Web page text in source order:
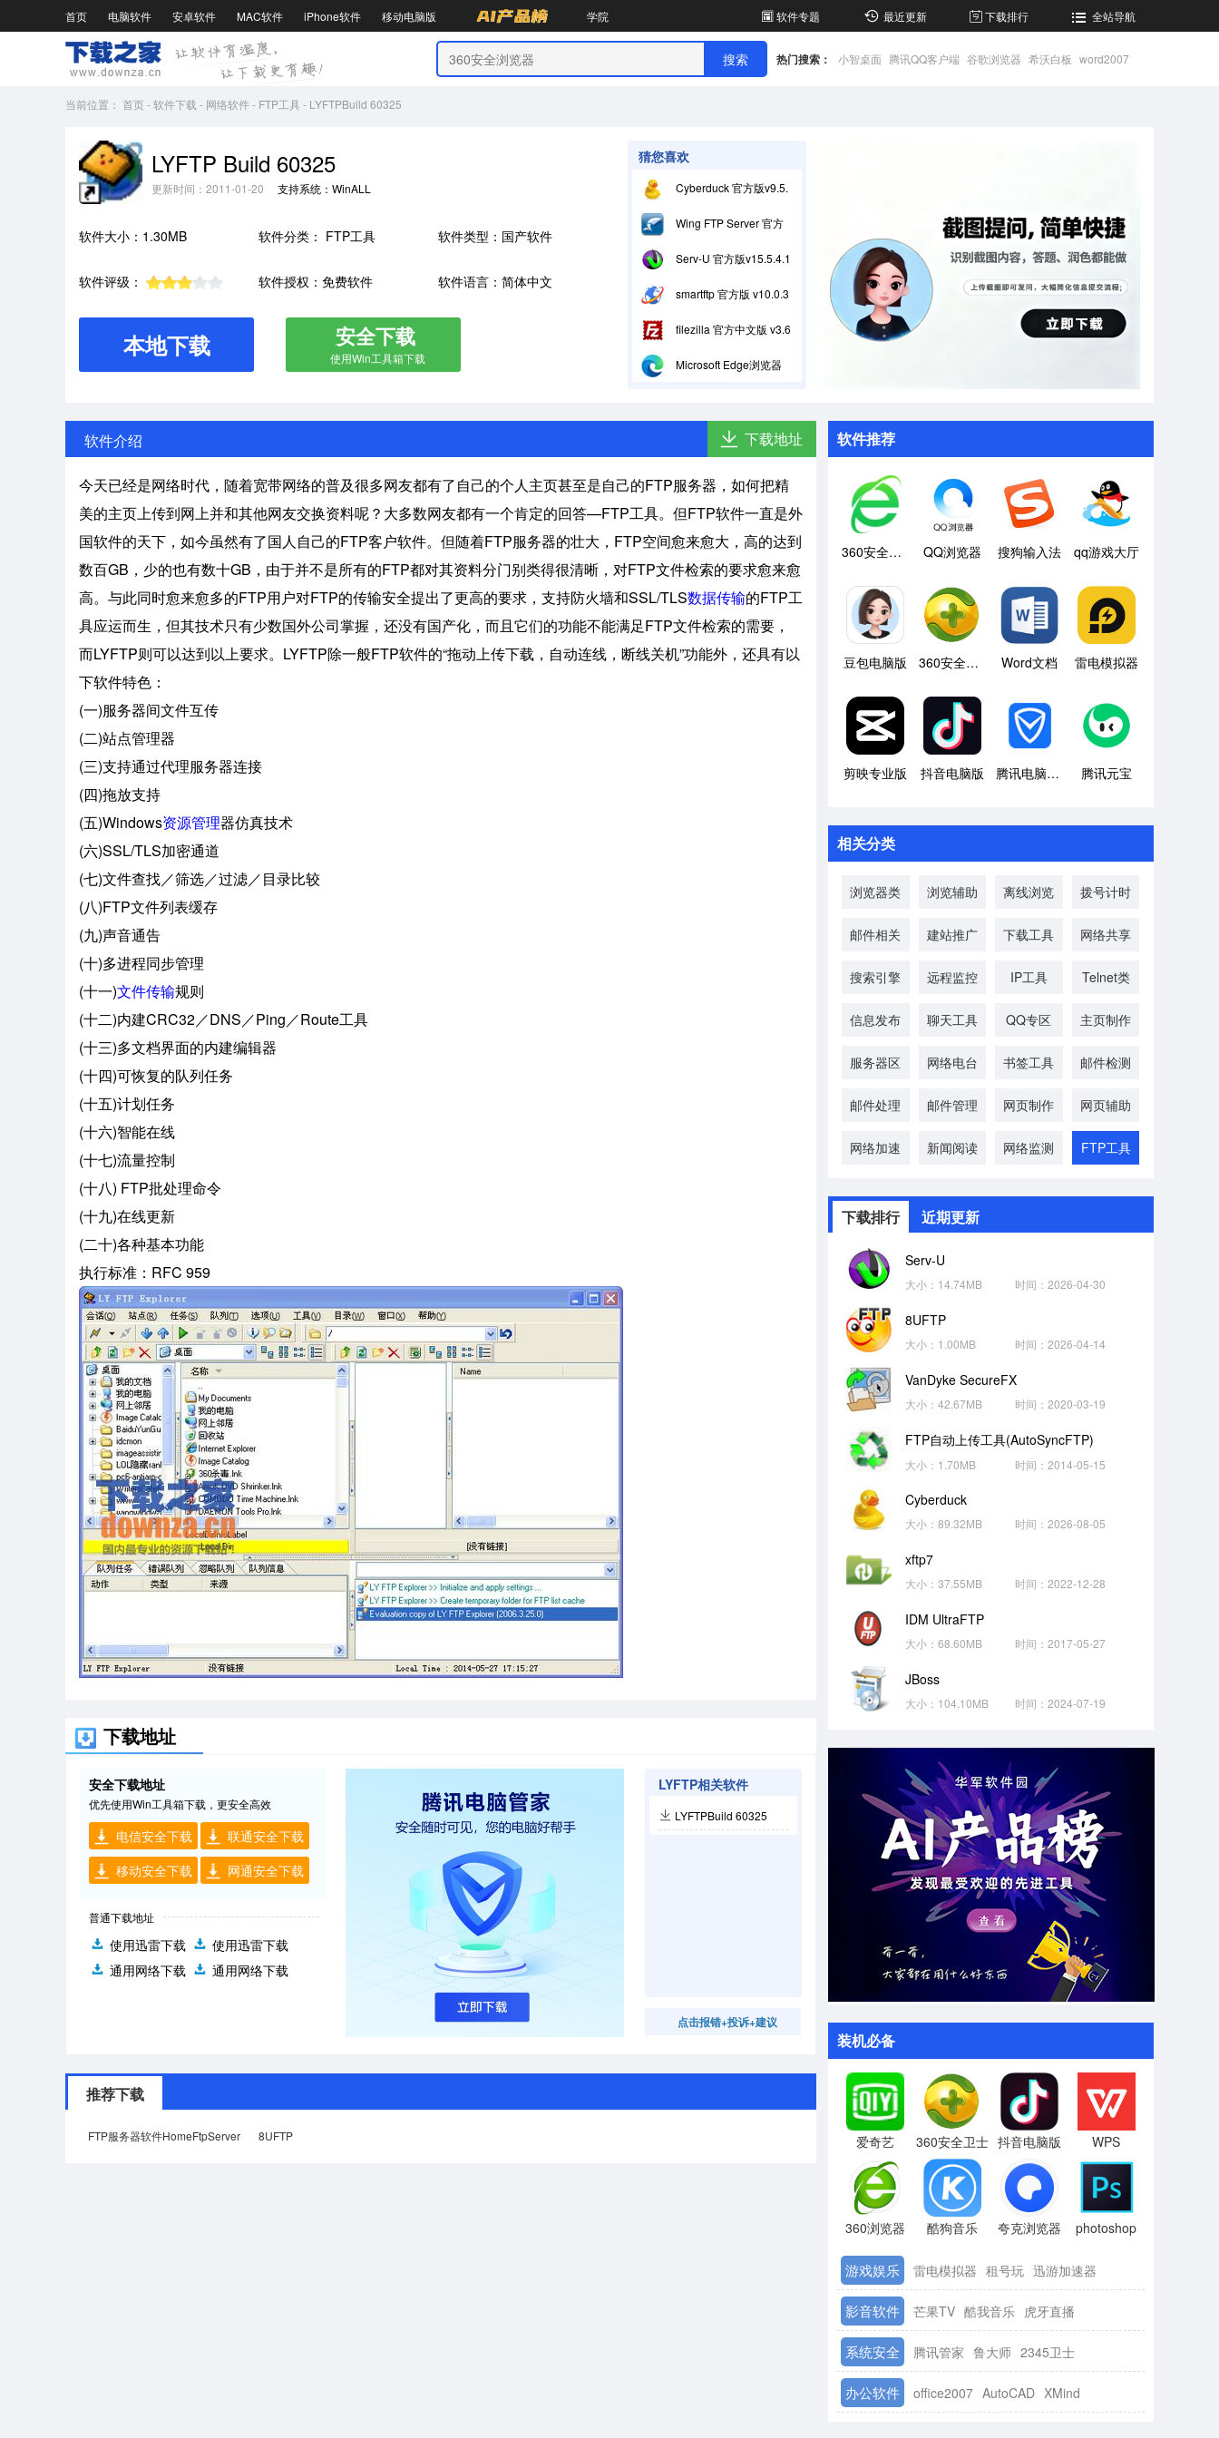
首页 电脑软件 安卓软件 MAC软件 iPhone软件 移动电脑版 学院 软件专题 最近更新 下载排行 全站导航
热门搜索： 小智桌面 腾讯QQ客户端 谷歌浏览器 希沃白板 word2007
当前位置： 首页-软件下载 - 网络软件- FTP工具 - LYFTPBuild 60325
LYFTP Build 60325
更新时间：2011-01-20 支持系统：WinALL
软件大小：1.30MB 软件分类： FTP工具 软件类型：国产软件
软件评级： 软件授权：免费软件 软件语言：简体中文
本地下载 安全下载
使用Win工具箱下载
猜您喜欢
Cyberduck 官方版v9.5.3.45464
Wing FTP Server 官方版 v8.2.1
Serv-U 官方版v15.5.4.108
smartftp 官方版 v10.0.3060.0
filezilla 官方中文版 v3.66.5
Microsoft Edge浏览器 官方版v151.0.4129.59
软件介绍 下载地址
今天已经是网络时代，随着宽带网络的普及很多网友都有了自己的个人主页甚至是自己的FTP服务器，如何把精
美的主页上传到网上并和其他网友交换资料呢？大多数网友都有一个肯定的回答—FTP工具。但FTP软件一直是外
国软件的天下，如今虽然有了国人自己的FTP客户软件。但随着FTP服务器的壮大，FTP空间愈来愈大，高的达到
数百GB，少的也有数十GB，由于并不是所有的FTP都对其资料分门别类得很清晰，对FTP文件检索的要求愈来愈
高。与此同时愈来愈多的FTP用户对FTP的传输安全提出了更高的要求，支持防火墙和SSL/TLS数据传输的FTP工
具应运而生，但其技术只有少数国外公司掌握，还没有国产化，而且它们的功能不能满足FTP文件检索的需要，
而LYFTP则可以达到以上要求。LYFTP除一般FTP软件的“拖动上传下载，自动连线，断线关机”功能外，还具有以
下软件特色：
(一)服务器间文件互传
(二)站点管理器
(三)支持通过代理服务器连接
(四)拖放支持
(五)Windows资源管理器仿真技术
(六)SSL/TLS加密通道
(七)文件查找／筛选／过滤／目录比较
(八)FTP文件列表缓存
(九)声音通告
(十)多进程同步管理
(十一)文件传输规则
(十二)内建CRC32／DNS／Ping／Route工具
(十三)多文档界面的内建编辑器
(十四)可恢复的队列任务
(十五)计划任务
(十六)智能在线
(十七)流量控制
(十八) FTP批处理命令
(十九)在线更新
(二十)各种基本功能
执行标准：RFC 959
下载地址
安全下载地址
优先使用Win工具箱下载，更安全高效
电信安全下载
联通安全下载
移动安全下载
网通安全下载
普通下载地址
使用迅雷下载
使用迅雷下载
通用网络下载
通用网络下载
LYFTP相关软件
LYFTPBuild 60325
点击报错+投诉+建议
推荐下载
FTP服务器软件HomeFtpServer 8UFTP
软件推荐
360安全浏览器 QQ浏览器 搜狗输入法 qq游戏大厅
豆包电脑版 360安全卫士 Word文档 雷电模拟器
剪映专业版 抖音电脑版 腾讯电脑管家 腾讯元宝
相关分类
浏览器类 浏览辅助 离线浏览 拨号计时
邮件相关 建站推广 下载工具 网络共享
搜索引擎 远程监控 IP工具 Telnet类
信息发布 聊天工具 QQ专区 主页制作
服务器区 网络电台 书签工具 邮件检测
邮件处理 邮件管理 网页制作 网页辅助
网络加速 新闻阅读 网络监测 FTP工具
下载排行 近期更新
Serv-U
大小：14.74MB 时间：2026-04-30
8UFTP
大小：1.00MB 时间：2026-04-14
VanDyke SecureFX
大小：42.67MB 时间：2020-03-19
FTP自动上传工具(AutoSyncFTP)
大小：1.70MB 时间：2014-05-15
Cyberduck
大小：89.32MB 时间：2026-08-05
xftp7
大小：37.55MB 时间：2022-12-28
IDM UltraFTP
大小：68.60MB 时间：2017-05-27
JBoss
大小：104.10MB 时间：2024-07-19
装机必备
爱奇艺 360安全卫士 抖音电脑版 WPS
360浏览器 酷狗音乐 夸克浏览器 photoshop
游戏娱乐 雷电模拟器 租号玩 迅游加速器
影音软件 芒果TV 酷我音乐 虎牙直播
系统安全 腾讯管家 鲁大师 2345卫士
办公软件 office2007 AutoCAD XMind